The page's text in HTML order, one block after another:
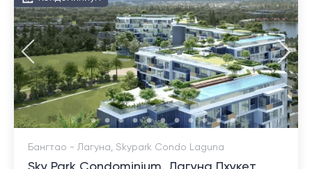
Бангтао - Лагуна, Skypark Condo Laguna